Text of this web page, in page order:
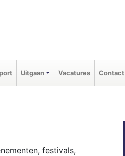
Uitgaan Vacatures Contact
festivals,